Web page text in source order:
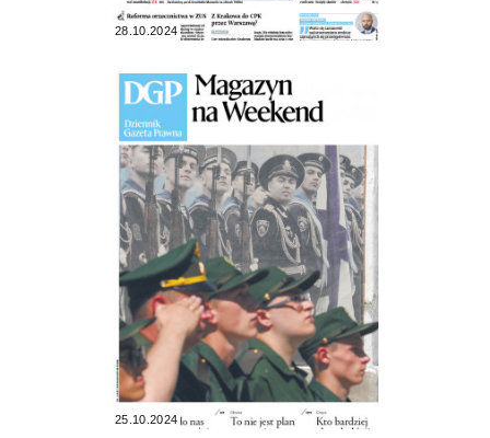
28.10.2024
25.10.2024